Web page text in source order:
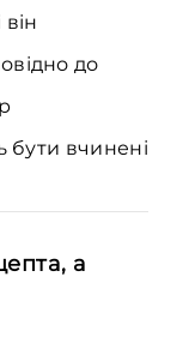
до
бути вчинені
а